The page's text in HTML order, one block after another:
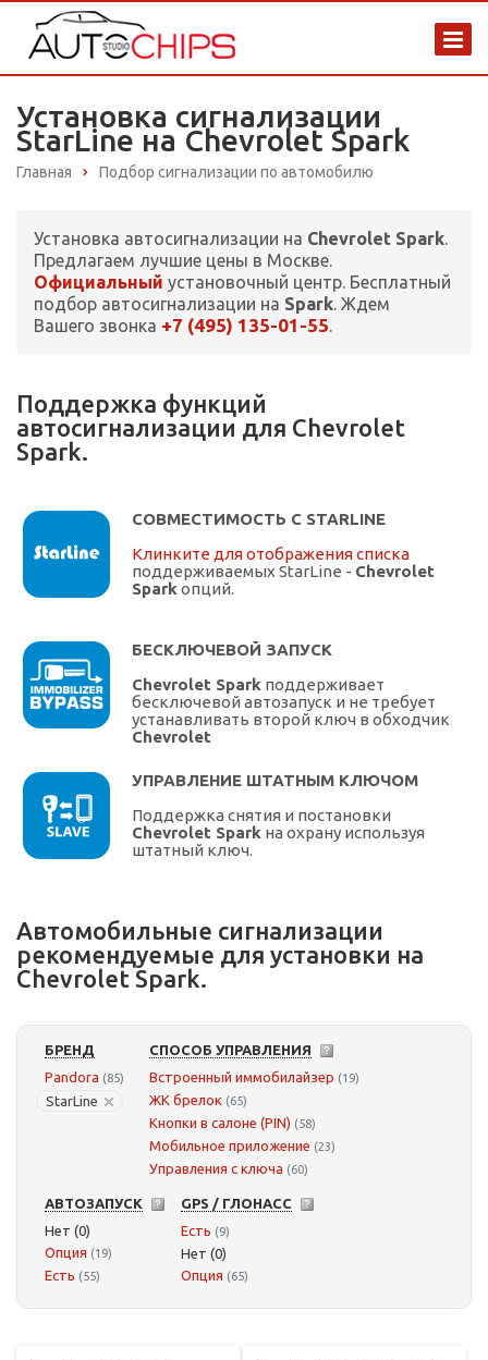
Установка сигнализации
StarLine на Chevrolet Spark
Главная Подбор сигнализации по автомобилю
Установка автосигнализации на Chevrolet Spark.
Предлагаем лучшие цены в Москве.
Официальный установочный центр. Бесплатный
подбор автосигнализации на Spark. Ждем
Вашего звонка +7 (495) 135-01-55.
Поддержка функций
автосигнализации для Chevrolet
Spark.
СОВМЕСТИМОСТЬ С STARLINE
Клинките для отображения списка
поддерживаемых StarLine - Chevrolet
Spark опций.
БЕСКЛЮЧЕВОЙ ЗАПУСК
Chevrolet Spark поддерживает
бесключевой автозапуск и не требует
устанавливать второй ключ в обходчик
Chevrolet
УПРАВЛЕНИЕ ШТАТНЫМ КЛЮЧОМ
Поддержка снятия и постановки
Chevrolet Spark на охрану используя
штатный ключ.
Автомобильные сигнализации
рекомендуемые для установки на
Chevrolet Spark.
БРЕНД
Pandora (85)
StarLine
СПОСОБ УПРАВЛЕНИЯ
Встроенный иммобилайзер (19)
ЖК брелок (65)
Кнопки в салоне (PIN) (58)
Мобильное приложение (23)
Управления с ключа (60)
АВТОЗАПУСК
Нет (0)
Опция (19)
Есть (55)
GPS / ГЛОНАСС
Есть (9)
Нет (0)
Опция (65)